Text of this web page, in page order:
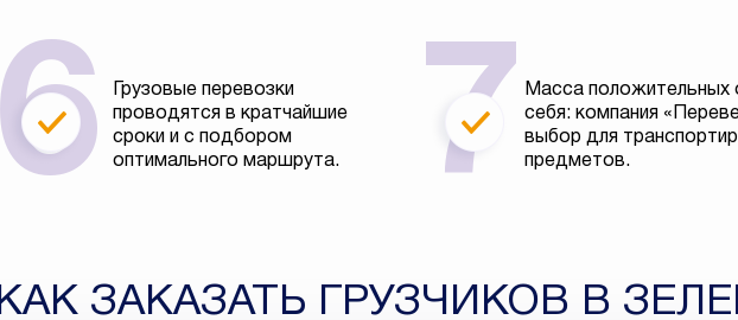
Грузовые перевозки
проводятся в кратчайшие
сроки и с подбором
оптимального маршрута.
Масса положительных
себя: компания
выбор для
предметов.
КАК ЗАКАЗАТЬ ГРУЗЧИКОВ В